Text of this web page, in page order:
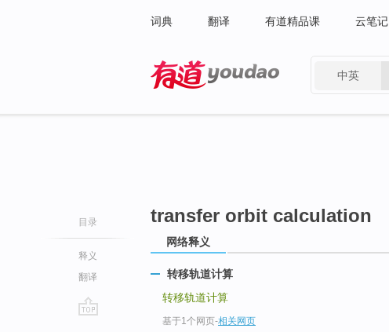
词典 翻译 有道精品课 云笔记
中英
目录
释义
翻译
transfer orbit calculation
网络释义
转移轨道计算
转移轨道计算
基于1个网页-相关网页